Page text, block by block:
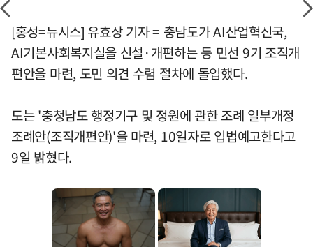
[홍성=뉴시스] 유효상 기자 = 충남도가 AI산업혁신국,
AI기본사회복지실을 신설·개편하는 등 민선 9기 조직개
편안을 마련, 도민 의견 수렴 절차에 돌입했다.
도는 '충청남도 행정기구 및 정원에 관한 조례 일부개정
조례안(조직개편안)'을 마련, 10일자로 입법예고한다고
9일 밝혔다.